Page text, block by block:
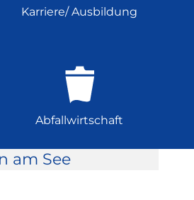
Karriere/ Ausbildung
Abfallwirtschaft
am See